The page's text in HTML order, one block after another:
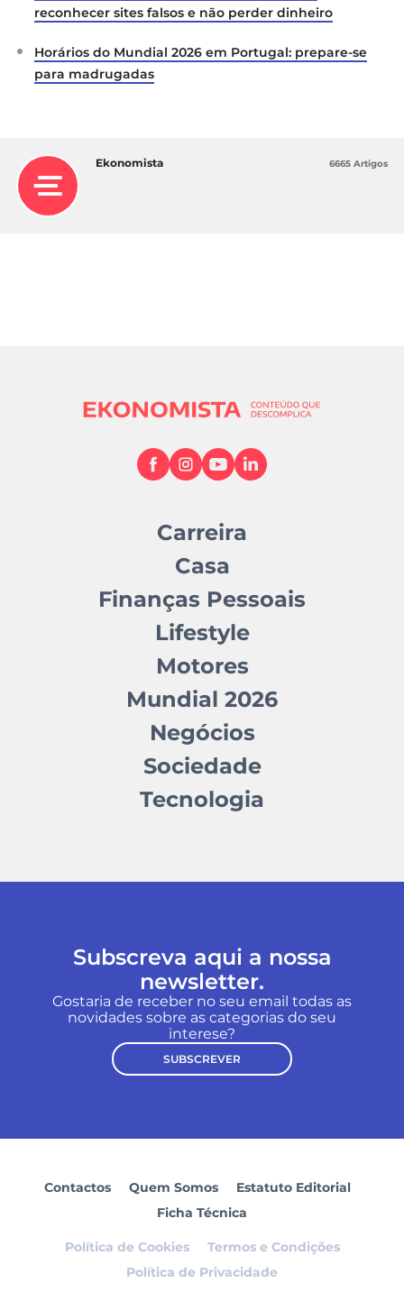
reconhecer sites falsos e não perder dinheiro
Horários do Mundial 2026 em Portugal: prepare-se
para madrugadas
Ekonomista 6665 Artigos
Carreira
Casa
Finanças Pessoais
Lifestyle
Motores
Mundial 2026
Negócios
Sociedade
Tecnologia
Subscreva aqui a nossa
newsletter.
Gostaria de receber no seu email todas as
novidades sobre as categorias do seu
interese?
SUBSCREVER
Contactos Quem Somos
Estatuto Editorial
Ficha Técnica
Política de Cookies
Termos e Condições
Política de Privacidade